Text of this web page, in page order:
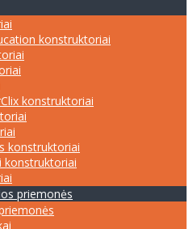
konstruktoriai
konstruktoriai
konstruktoriai
konstruktoriai
priemonės